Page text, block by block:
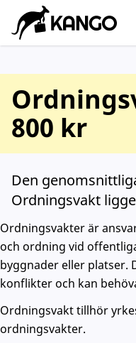
800 kr
Den
Ordningsvakt
Ordningsvakter är
och ordning vid
byggnader eller platser.
konflikter och kan
Ordningsvakt tillhör
ordningsvakter.